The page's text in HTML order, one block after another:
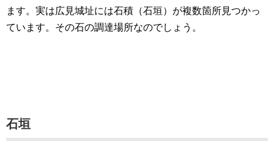
ます。実は広見城址には石積（石垣）が複数箇所見つかっ
ています。その石の調達場所なのでしょう。
石垣